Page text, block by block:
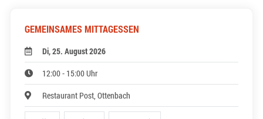
GEMEINSAMES MITTAGESSEN
Di, 25. August 2026
12:00 - 15:00 Uhr
Restaurant Post, Ottenbach